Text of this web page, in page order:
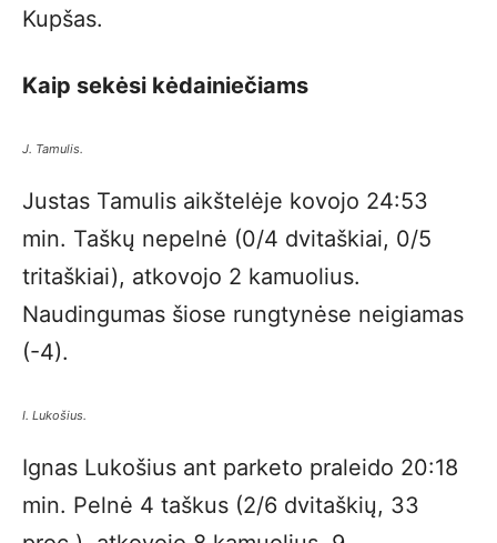
Kupšas.
Kaip sekėsi kėdainiečiams
J. Tamulis.
Justas Tamulis aikštelėje kovojo 24:53
min. Taškų nepelnė (0/4 dvitaškiai, 0/5
tritaškiai), atkovojo 2 kamuolius.
Naudingumas šiose rungtynėse neigiamas
(-4).
I. Lukošius.
Ignas Lukošius ant parketo praleido 20:18
min. Pelnė 4 taškus (2/6 dvitaškių, 33